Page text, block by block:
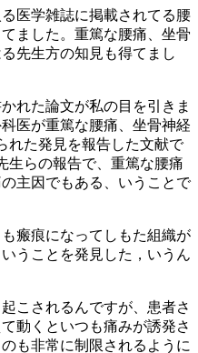
医学雑誌に掲載されてる腰
ました。重篤な腰痛、坐骨
先生方の知見も得てまし
れた論文が私の目を引きま
医が重篤な腰痛、坐骨神経
れた発見を報告した文献で
生らの報告で、重篤な腰痛
主因でもある、いうことで
瘢痕になってしもた組織が
うことを発見した，いうん
こされるんですが、患者さ
動くといつも痛みが誘発さ
も非常に制限されるように